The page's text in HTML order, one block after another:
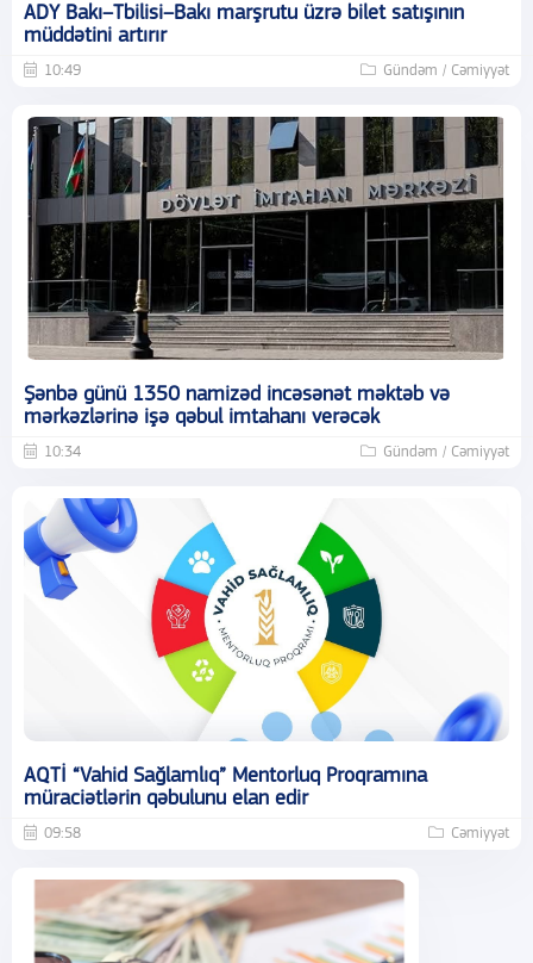
ADY Bakı–Tbilisi–Bakı marşrutu üzrə bilet satışının
müddətini artırır
10:49 Gündəm / Cəmiyyət
Şənbə günü 1350 namizəd incəsənət məktəb və
mərkəzlərinə işə qəbul imtahanı verəcək
10:34 Gündəm / Cəmiyyət
AQTİ “Vahid Sağlamlıq” Mentorluq Proqramına
müraciətlərin qəbulunu elan edir
09:58 Cəmiyyət